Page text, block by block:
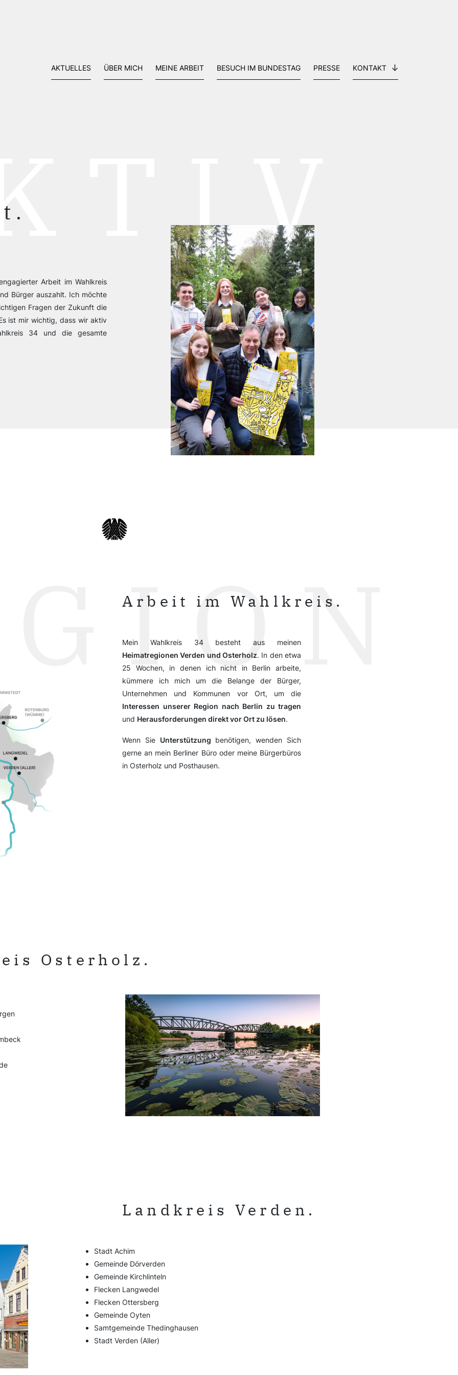
AKTUELLES ÜBER MICH MEINE ARBEIT BESUCH IM BUNDESTAG PRESSE KONTAKT
Arbeit im Wahlkreis
Bürger auszahlt. Ich möchte
Fragen der Zukunft die
ist mir wichtig, dass wir aktiv
34 und die gesamte
Arbeit im Wahlkreis.
Mein Wahlkreis 34 besteht aus meinen
Heimatregionen Verden und Osterholz. In den etwa
25 Wochen, in denen ich nicht in Berlin arbeite,
kümmere ich mich um die Belange der Bürger,
Unternehmen und Kommunen vor Ort, um die
Interessen unserer Region nach Berlin zu tragen
und Herausforderungen direkt vor Ort zu lösen.
Wenn Sie Unterstützung benötigen, wenden Sich
gerne an mein Berliner Büro oder meine Bürgerbüros
in Osterholz und Posthausen.
Osterholz.
Landkreis Verden.
Stadt Achim
Gemeinde Dörverden
Gemeinde Kirchlinteln
Flecken Langwedel
Flecken Ottersberg
Gemeinde Oyten
Samtgemeinde Thedinghausen
Stadt Verden (Aller)